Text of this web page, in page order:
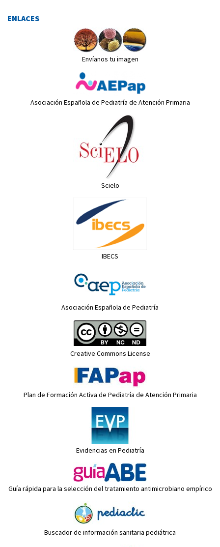
ENLACES
Envíanos tu imagen
Asociación Española de Pediatría de Atención Primaria
Scielo
IBECS
Asociación Española de Pediatría
Creative Commons License
Plan de Formación Activa de Pediatría de Atención Primaria
Evidencias en Pediatría
Guía rápida para la selección del tratamiento antimicrobiano empírico
Buscador de información sanitaria pediátrica